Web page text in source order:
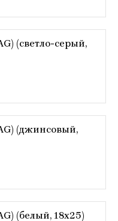
(светло-серый,
(джинсовый,
(белый, 18х25)